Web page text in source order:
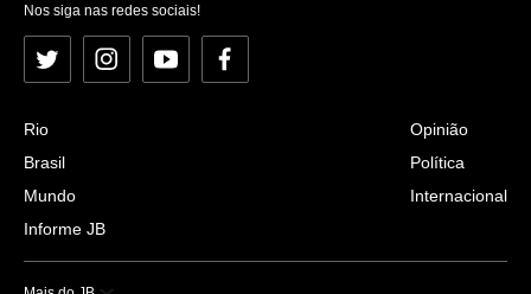
Nos siga nas redes sociais!
Twitter InstagramYouTubeFacebook
Rio
Brasil
Mundo
Informe JB
Opinião
Política
Internacional